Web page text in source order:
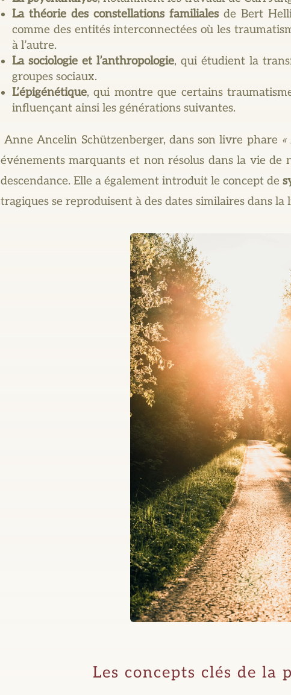
La théorie des constellations familialesde Bert
comme des entités interconnectées où les
à l’autre.
La sociologie et l’anthropologie, qui étudient la
groupes sociaux.
L’épigénétique, qui montre que certains
influençant ainsi les générations suivantes.
Anne Ancelin Schützenberger, dans son livre phare
événements marquants et non résolus dans la vie de
descendance. Elle a également introduit le concept de
tragiques se reproduisent à des dates similaires dans la
Les concepts clés de la